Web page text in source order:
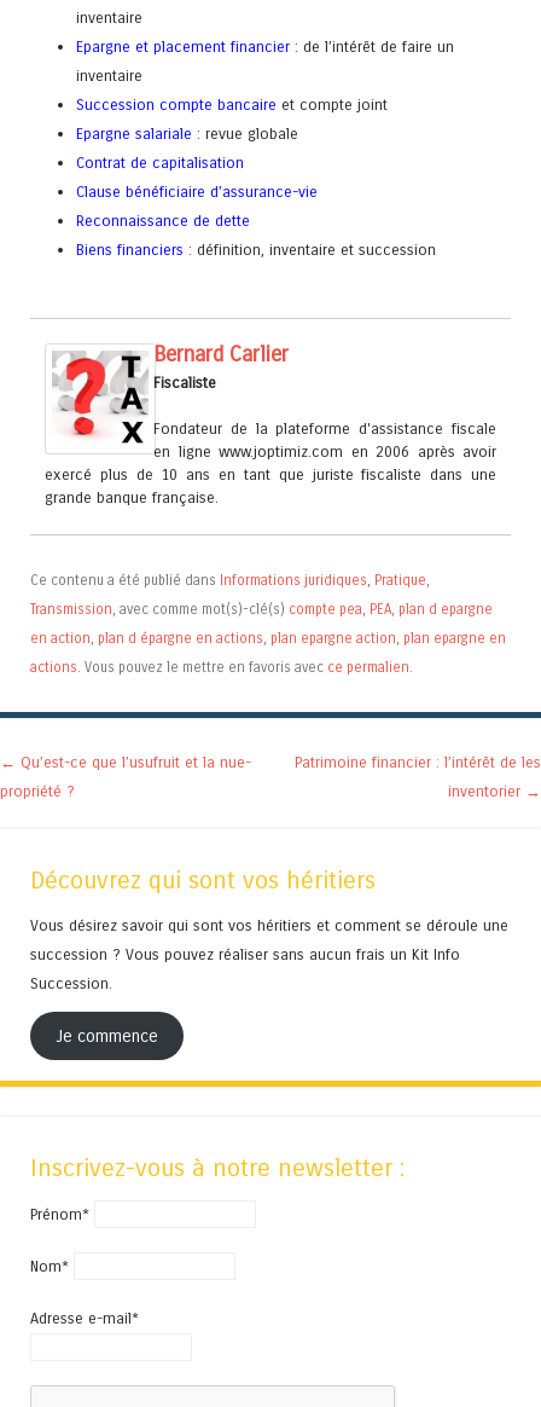
inventaire
Epargne et placement financier : de l’intérêt de faire un
inventaire
Succession compte bancaire et compte joint
Epargne salariale : revue globale
Contrat de capitalisation
Clause bénéficiaire d’assurance-vie
Reconnaissance de dette
Biens financiers : définition, inventaire et succession
Bernard Carlier
Fiscaliste
Fondateur de la plateforme d'assistance fiscale
en ligne www.joptimiz.com en 2006 après avoir
exercé plus de 10 ans en tant que juriste fiscaliste dans une
grande banque française.
Ce contenu a été publié dans Informations juridiques Pratique
Transmission , avec comme mot(s)-clé(s) compte pea PEA plan d epargne
en action plan d épargne en actions plan epargne action plan epargne en
actions . Vous pouvez le mettre en favoris avec ce permalien
Navigation des articles
← Qu’est-ce que l’usufruit et la nue-
propriété ?
Patrimoine financier : l’intérêt de les
inventorier →
Découvrez qui sont vos héritiers
Vous désirez savoir qui sont vos héritiers et comment se déroule une
succession ? Vous pouvez réaliser sans aucun frais un Kit Info
Succession.
Je commence
Inscrivez-vous à notre newsletter :
Prénom*
Nom*
Adresse e-mail*